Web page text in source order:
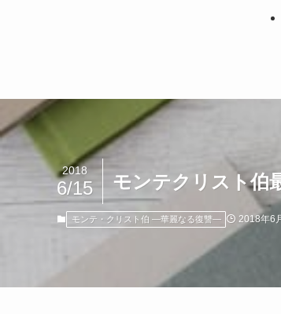
モンテクリスト伯
2018
6/15
モンテ・クリスト伯 ―華麗なる復讐― 2018年6